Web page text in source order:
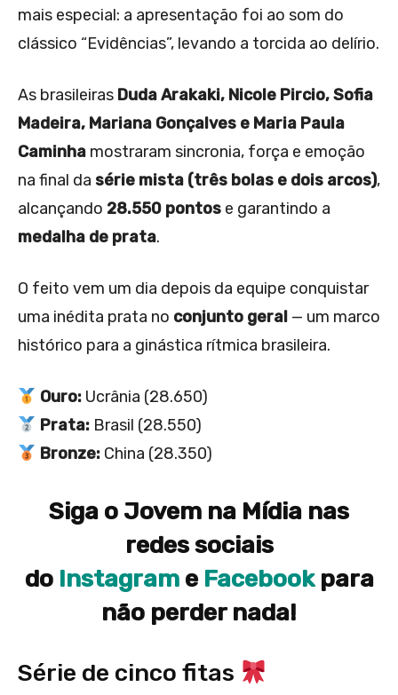
mais especial: a apresentação foi ao som do
clássico “Evidências”, levando a torcida ao delírio.
As brasileiras Duda Arakaki, Nicole Pircio, Sofia
Madeira, Mariana Gonçalves e Maria Paula
Caminha mostraram sincronia, força e emoção
na final da série mista (três bolas e dois arcos),
alcançando 28.550 pontos e garantindo a
medalha de prata.
O feito vem um dia depois da equipe conquistar
uma inédita prata no conjunto geral — um marco
histórico para a ginástica rítmica brasileira.
Ouro:Ucrânia (28.650)
Prata:Brasil (28.550)
Bronze:China (28.350)
Siga o Jovem na Mídia nas
redes sociais
do Instagram e Facebookpara
não perder nada!
Série de cinco fitas